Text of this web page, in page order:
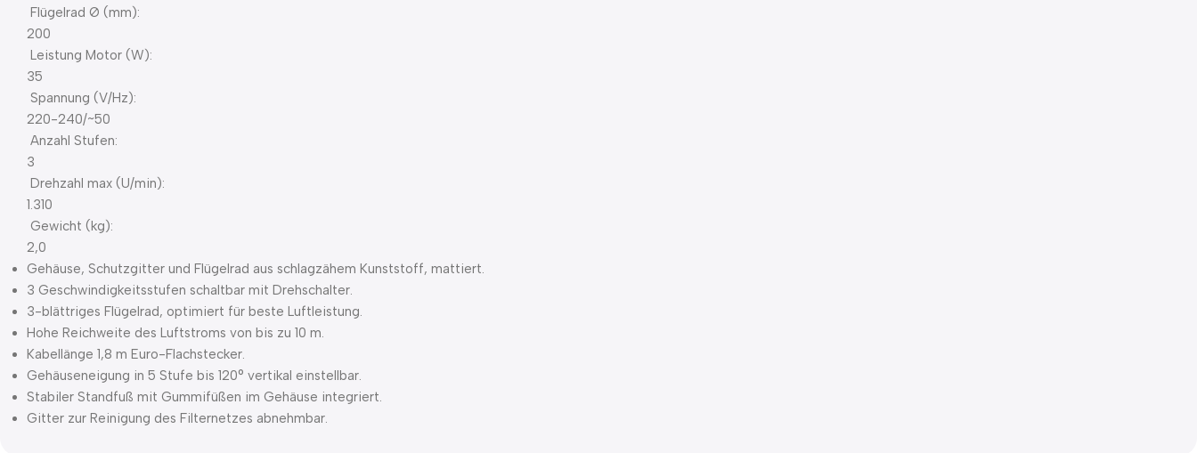
Flügelrad Ø (mm):
200
Leistung Motor (W):
35
Spannung (V/Hz):
220-240/~50
Anzahl Stufen:
3
Drehzahl max (U/min):
1.310
Gewicht (kg):
2,0
Gehäuse, Schutzgitter und Flügelrad aus schlagzähem Kunststoff, mattiert.
3 Geschwindigkeitsstufen schaltbar mit Drehschalter.
3-blättriges Flügelrad, optimiert für beste Luftleistung.
Hohe Reichweite des Luftstroms von bis zu 10 m.
Kabellänge 1,8 m Euro-Flachstecker.
Gehäuseneigung in 5 Stufe bis 120° vertikal einstellbar.
Stabiler Standfuß mit Gummifüßen im Gehäuse integriert.
Gitter zur Reinigung des Filternetzes abnehmbar.